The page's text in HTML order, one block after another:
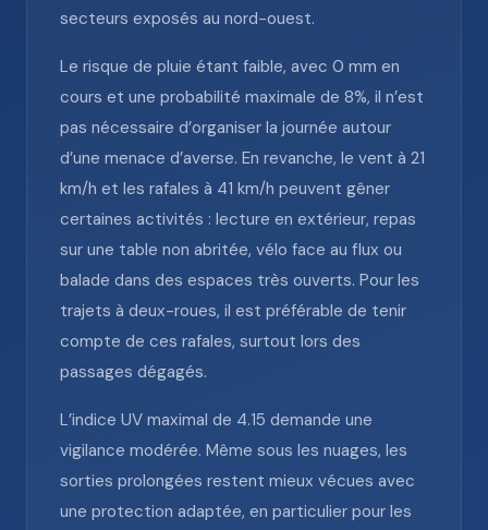
secteurs exposés au nord-ouest.
Le risque de pluie étant faible, avec 0 mm en
cours et une probabilité maximale de 8%, il n’est
pas nécessaire d’organiser la journée autour
d’une menace d’averse. En revanche, le vent à 21
km/h et les rafales à 41 km/h peuvent gêner
certaines activités : lecture en extérieur, repas
sur une table non abritée, vélo face au flux ou
balade dans des espaces très ouverts. Pour les
trajets à deux-roues, il est préférable de tenir
compte de ces rafales, surtout lors des
passages dégagés.
L’indice UV maximal de 4.15 demande une
vigilance modérée. Même sous les nuages, les
sorties prolongées restent mieux vécues avec
une protection adaptée, en particulier pour les